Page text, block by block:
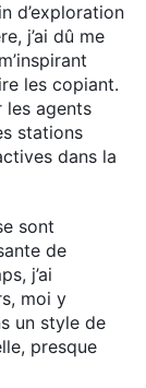
d’exploration
j’ai dû me
les copiant.
les agents
stations
dans la
sont
de
j’ai
moi y
un style de
presque